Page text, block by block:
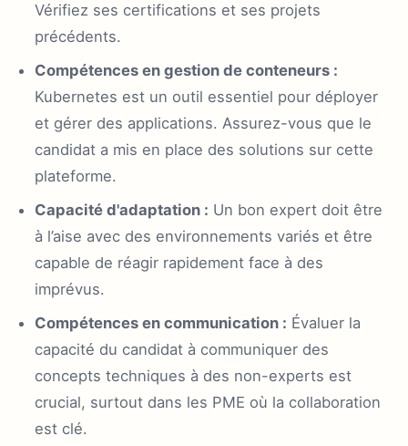
Vérifiez ses certifications et ses projets
précédents.
Compétences en gestion de conteneurs :
Kubernetes est un outil essentiel pour déployer
et gérer des applications. Assurez-vous que le
candidat a mis en place des solutions sur cette
plateforme.
Capacité d'adaptation : Un bon expert doit être
à l’aise avec des environnements variés et être
capable de réagir rapidement face à des
imprévus.
Compétences en communication : Évaluer la
capacité du candidat à communiquer des
concepts techniques à des non-experts est
crucial, surtout dans les PME où la collaboration
est clé.